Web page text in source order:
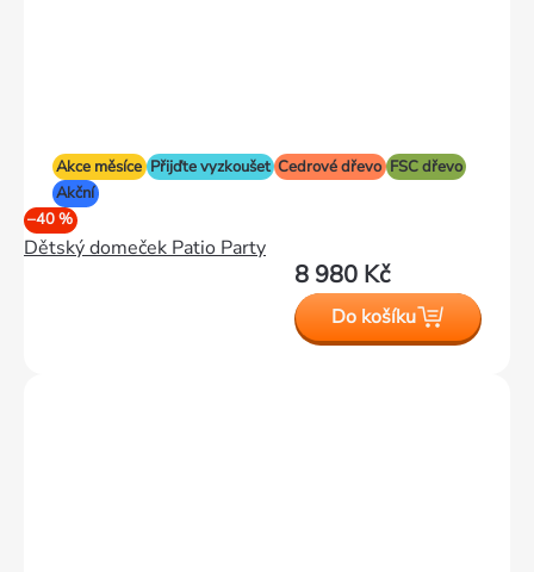
Akce měsíce Přijďte vyzkoušet Cedrové dřevo FSC dřevo
Akční
–40 %
Dětský domeček Patio Party
8 980 Kč
Do košíku